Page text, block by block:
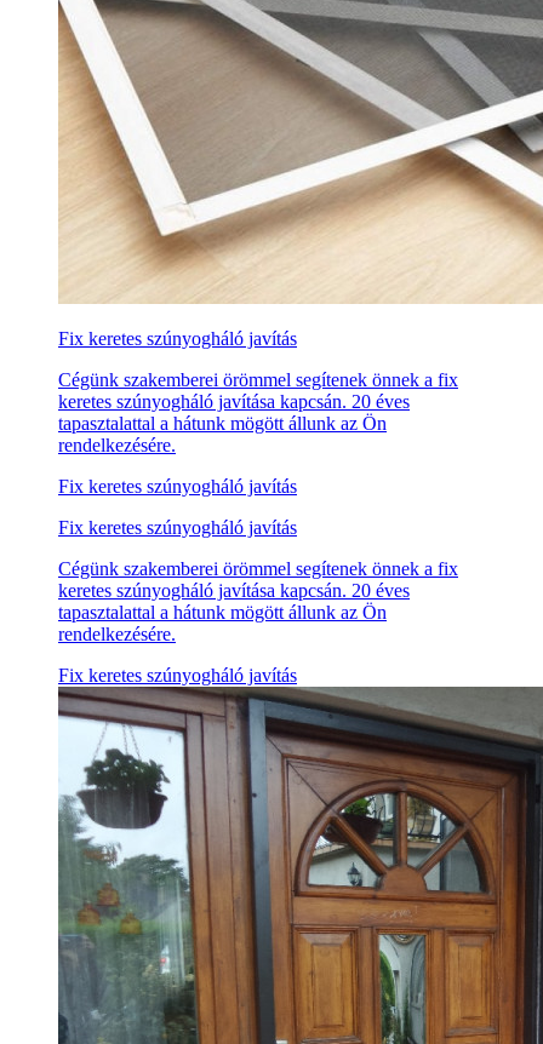
Fix keretes szúnyogháló javítás
Cégünk szakemberei örömmel segítenek önnek a fix
keretes szúnyogháló javítása kapcsán. 20 éves
tapasztalattal a hátunk mögött állunk az Ön
rendelkezésére.
Fix keretes szúnyogháló javítás
Fix keretes szúnyogháló javítás
Cégünk szakemberei örömmel segítenek önnek a fix
keretes szúnyogháló javítása kapcsán. 20 éves
tapasztalattal a hátunk mögött állunk az Ön
rendelkezésére.
Fix keretes szúnyogháló javítás